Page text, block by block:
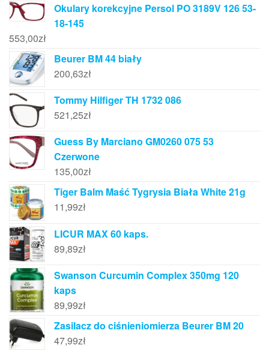
Okulary korekcyjne Persol PO 3189V 126 53-
18-145
553,00zł
Beurer BM 44 biały
200,63zł
Tommy Hilfiger TH 1732 086
521,25zł
Guess By Marciano GM0260 075 53
Czerwone
135,00zł
Tiger Balm Maść Tygrysia Biała White 21g
11,99zł
LICUR MAX 60 kaps.
89,89zł
Swanson Curcumin Complex 350mg 120
kaps
89,99zł
Zasilacz do ciśnieniomierza Beurer BM 20
47,99zł